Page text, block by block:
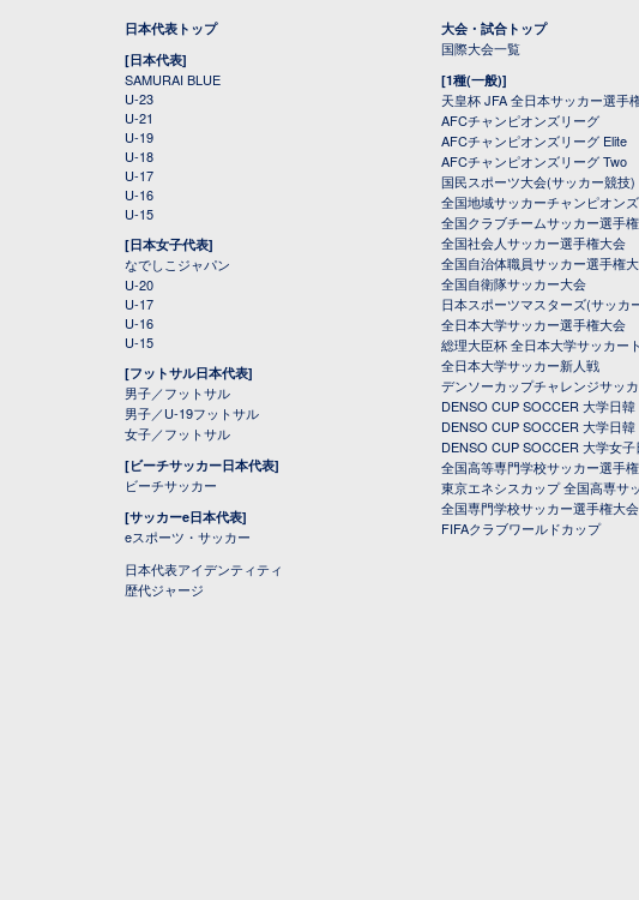
日本代表トップ
[日本代表]
SAMURAI BLUE
U-23
U-21
U-19
U-18
U-17
U-16
U-15
[日本女子代表]
なでしこジャパン
U-20
U-17
U-16
U-15
[フットサル日本代表]
男子／フットサル
男子／U-19フットサル
女子／フットサル
[ビーチサッカー日本代表]
ビーチサッカー
[サッカーe日本代表]
eスポーツ・サッカー
日本代表アイデンティティ
歴代ジャージ
大会・試合トップ
国際大会一覧
[1種(一般)]
天皇杯 JFA 全日本サッカー選手
AFCチャンピオンズリーグ
AFCチャンピオンズリーグ Elite
AFCチャンピオンズリーグ Two
国民スポーツ大会(サッカー競技)
全国地域サッカーチャンピオン
全国クラブチームサッカー選手
全国社会人サッカー選手権大会
全国自治体職員サッカー選手権
全国自衛隊サッカー大会
日本スポーツマスターズ(サッカ
全日本大学サッカー選手権大会
総理大臣杯 全日本大学サッカー
全日本大学サッカー新人戦
デンソーカップチャレンジサッ
DENSO CUP SOCCER 大学日
DENSO CUP SOCCER 大学日
DENSO CUP SOCCER 大学女
全国高等専門学校サッカー選手
東京エネシスカップ 全国高専サ
全国専門学校サッカー選手権大会
FIFAクラブワールドカップ